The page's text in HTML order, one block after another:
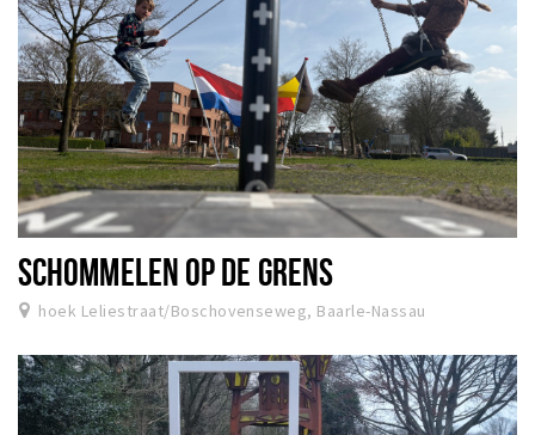
SCHOMMELEN OP DE GRENS
hoek Leliestraat/Boschovenseweg, Baarle-Nassau